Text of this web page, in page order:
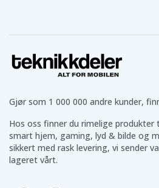
Gjør som 1 000 000 andre kunder,
Hos oss finner du rimelige
smart hjem, gaming, lyd & bilde og
sikkert med rask levering, vi sender
lageret vårt.